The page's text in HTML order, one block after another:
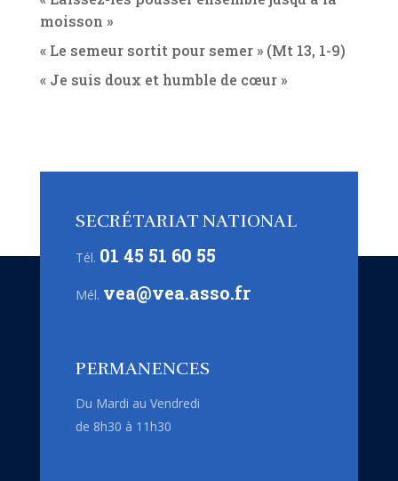
moisson »
« Le semeur sortit pour semer » (Mt 13, 1-9)
« Je suis doux et humble de cœur »
SECRÉTARIAT NATIONAL
Tél. 01 45 51 60 55
Mél. vea@vea.asso.fr
PERMANENCES
Du Mardi au Vendredi
de 8h30 à 11h30